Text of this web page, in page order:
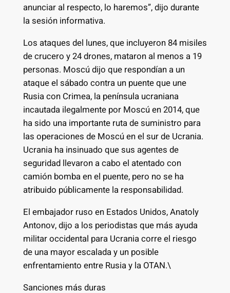
anunciar al respecto, lo haremos”, dijo durante
la sesión informativa.
Los ataques del lunes, que incluyeron 84 misiles
de crucero y 24 drones, mataron al menos a 19
personas. Moscú dijo que respondían a un
ataque el sábado contra un puente que une
Rusia con Crimea, la península ucraniana
incautada ilegalmente por Moscú en 2014, que
ha sido una importante ruta de suministro para
las operaciones de Moscú en el sur de Ucrania.
Ucrania ha insinuado que sus agentes de
seguridad llevaron a cabo el atentado con
camión bomba en el puente, pero no se ha
atribuido públicamente la responsabilidad.
El embajador ruso en Estados Unidos, Anatoly
Antonov, dijo a los periodistas que más ayuda
militar occidental para Ucrania corre el riesgo
de una mayor escalada y un posible
enfrentamiento entre Rusia y la OTAN.\
Sanciones más duras